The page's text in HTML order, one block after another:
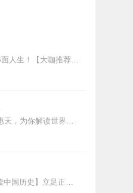
王更新老师最新AI演播专辑《我的曾祖左宗棠》火热更新中！从曾孙视角看帝国脊梁左宗棠的B面人生！【大咖推荐】明月的写作不仅笔锋活泼幽默，而且加进了自己的感悟，这就...
更新频率周一二三四五早上7点更新2集内容介绍做自己喜欢的事，直到世界为你改变。言亮、惠天，为你解读世界级畅销IP--肯·福莱特《中世纪三部曲》+前传《暗夜与...
新专辑《大唐三百年》已经上线，来听七言细说唐朝三百年历史吧。点击即可跳转收听。【精读中国历史】立足正史，现代阐释。溯本清源，守正创新。比小说还精彩的正说中国历...